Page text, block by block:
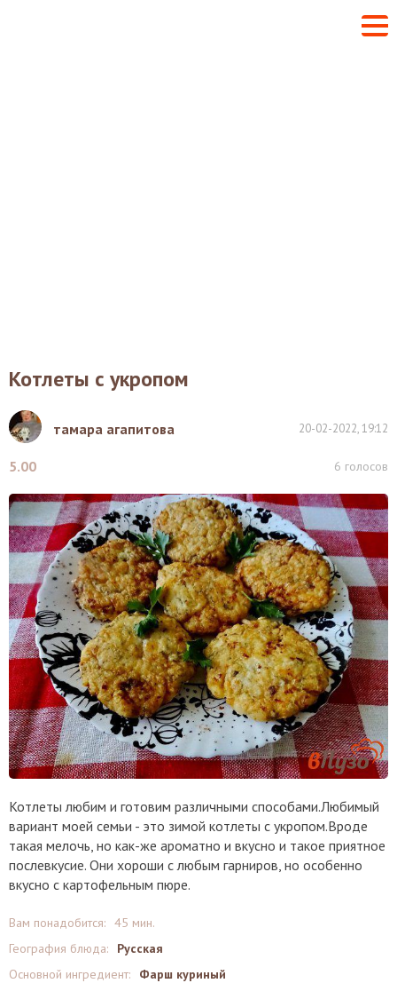
Котлеты с укропом
тамара агапитова 20-02-2022, 19:12
5.00 6 голосов
Котлеты любим и готовим различными способами.Любимый
вариант моей семьи - это зимой котлеты с укропом.Вроде
такая мелочь, но как-же ароматно и вкусно и такое приятное
послевкусие. Они хороши с любым гарниров, но особенно
вкусно с картофельным пюре.
Вам понадобится: 45 мин.
География блюда:
Русская
Основной ингредиент:
Фарш куриный